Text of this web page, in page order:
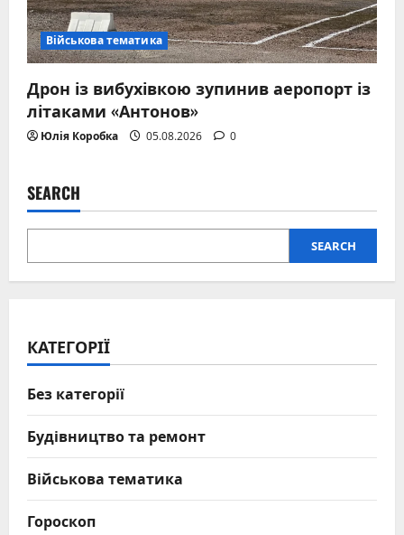
Військова тематика
Дрон із вибухівкою зупинив аеропорт із
літаками «Антонов»
Юлія Коробка 05.08.2026 0
SEARCH
SEARCH
КАТЕГОРІЇ
Без категорії
Будівництво та ремонт
Військова тематика
Гороскоп